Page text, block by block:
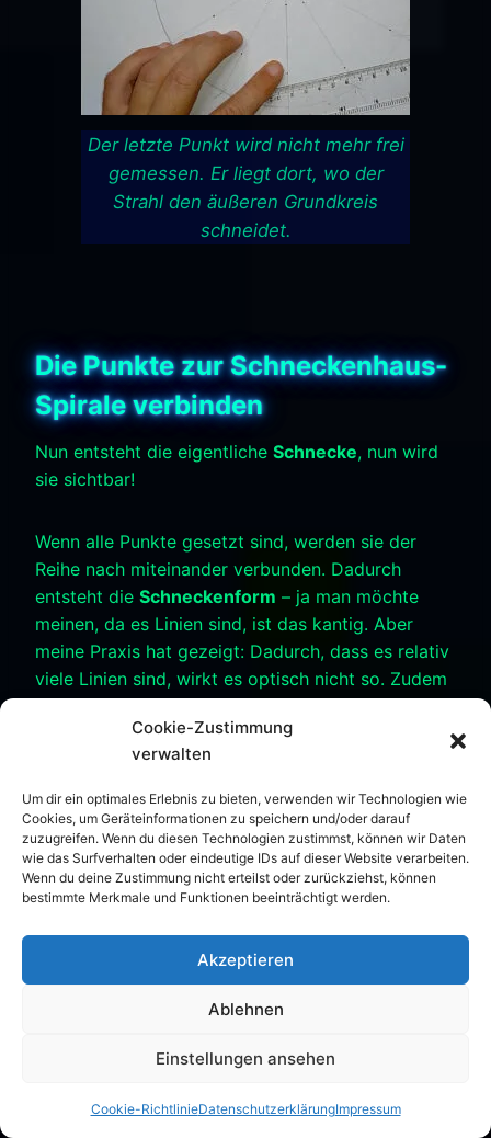
Cookie-Zustimmung
verwalten
Um dir ein optimales Erlebnis zu bieten, verwenden wir Technologien wie
Cookies, um Geräteinformationen zu speichern und/oder darauf
zuzugreifen. Wenn du diesen Technologien zustimmst, können wir Daten
wie das Surfverhalten oder eindeutige IDs auf dieser Website verarbeiten.
Wenn du deine Zustimmung nicht erteilst oder zurückziehst, können
bestimmte Merkmale und Funktionen beeinträchtigt werden.
Akzeptieren
Ablehnen
Einstellungen ansehen
Cookie-RichtlinieDatenschutzerklärungImpressum
Der letzte Punkt wird nicht mehr frei
gemessen. Er liegt dort, wo der
Strahl den äußeren Grundkreis
schneidet.
Die Punkte zur Schneckenhaus-
Spirale verbinden
Nun entsteht die eigentliche Schnecke, nun wird
sie sichtbar!
Wenn alle Punkte gesetzt sind, werden sie der
Reihe nach miteinander verbunden. Dadurch
entsteht die Schneckenform – ja man möchte
meinen, da es Linien sind, ist das kantig. Aber
meine Praxis hat gezeigt: Dadurch, dass es relativ
viele Linien sind, wirkt es optisch nicht so. Zudem
ist auch möglich, künstlerisch sie leicht gebogen
zu machen. Ich würde aber davon abraten, ich
habe es selbst versucht. Es reicht als Linie. Später
Diese Linie zeigt also den Verlauf der
Schneckenhaus-Spiraleund wird später beim
Ausarbeiten weicher und natürlicher wirken.
Man könnte auch eine Urzeitschnecke damit